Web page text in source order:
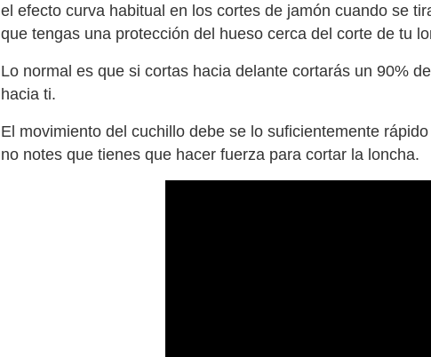
el efecto curva habitual en los cortes de jamón cuando se
que tengas una protección del hueso cerca del corte de tu
Lo normal es que si cortas hacia delante cortarás un 90%
hacia ti.
El movimiento del cuchillo debe se lo suficientemente
no notes que tienes que hacer fuerza para cortar la loncha.